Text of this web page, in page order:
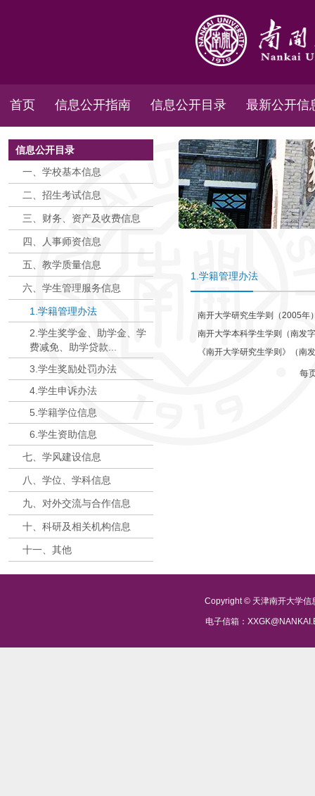
首页 信息公开指南 信息公开目录 最新公开信
信息公开目录
一、学校基本信息
二、招生考试信息
三、财务、资产及收费信息
四、人事师资信息
五、教学质量信息
六、学生管理服务信息
1.学籍管理办法
2.学生奖学金、助学金、学
费减免、助学贷款...
3.学生奖励处罚办法
4.学生申诉办法
5.学籍学位信息
6.学生资助信息
七、学风建设信息
八、学位、学科信息
九、对外交流与合作信息
十、科研及相关机构信息
十一、其他
1.学籍管理办法
南开大学研究生学则（2005年
南开大学本科学生学则（南发
《南开大学研究生学则》（南
每
Copyright © 天津南开大学信
电子信箱：